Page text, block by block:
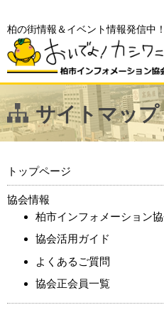
柏の街情報＆イベント情報発信中！
サイトマップ
トップページ
協会情報
柏市インフォメーション
協会活用ガイド
よくあるご質問
協会正会員一覧